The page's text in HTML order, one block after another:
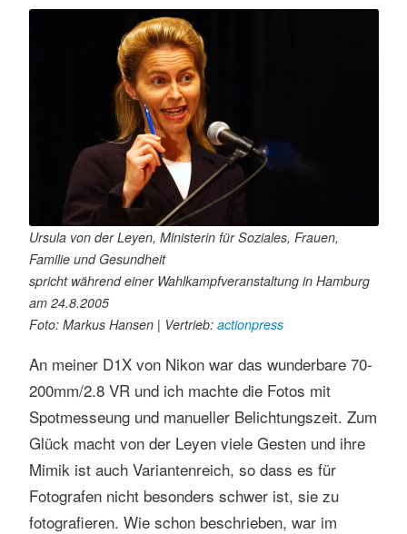
Ursula von der Leyen, Ministerin für Soziales, Frauen,
Familie und Gesundheit
spricht während einer Wahlkampfveranstaltung in Hamburg
am 24.8.2005
Foto: Markus Hansen | Vertrieb: actionpress
An meiner D1X von Nikon war das wunderbare 70-
200mm/2.8 VR und ich machte die Fotos mit
Spotmesseung und manueller Belichtungszeit. Zum
Glück macht von der Leyen viele Gesten und ihre
Mimik ist auch Variantenreich, so dass es für
Fotografen nicht besonders schwer ist, sie zu
fotografieren. Wie schon beschrieben, war im